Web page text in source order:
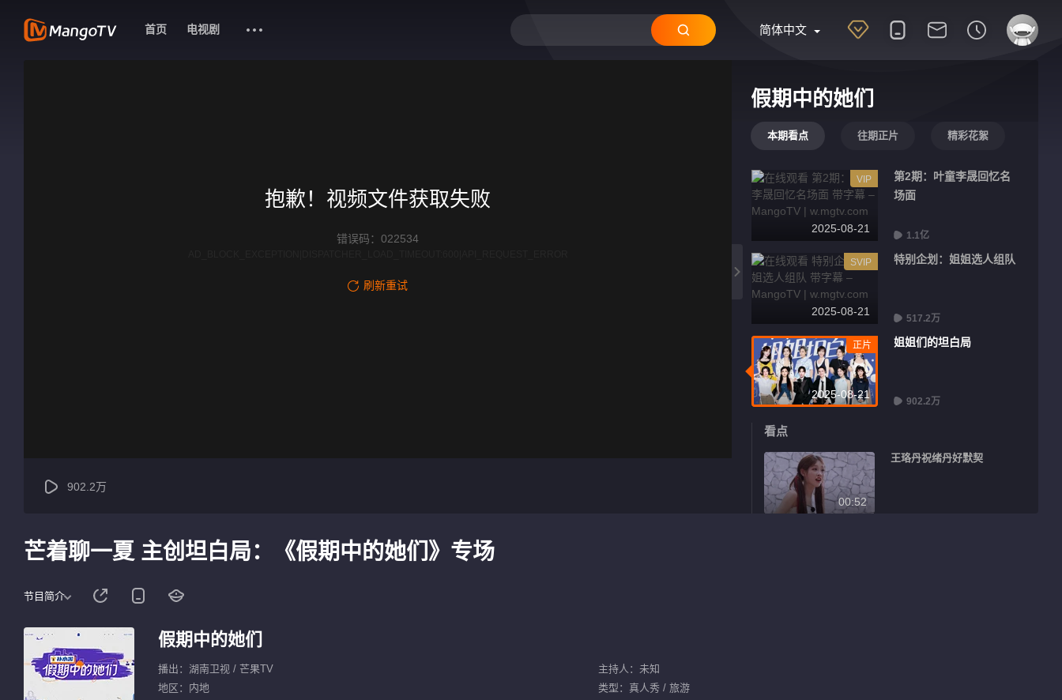
简体中文
首页 电视剧
假期中的她们
本期看点 往期正片 精彩花絮
2025-08-21
VIP
第2期：叶童李晟回忆名
场面
1.1亿
2025-08-21
SVIP 特别企划：姐姐选人组队
517.2万
2025-08-21
正片 姐姐们的坦白局
902.2万
看点
00:52
王珞丹祝绪丹好默契
抱歉！视频文件获取失败
错误码：022534
刷新重试
902.2万
芒着聊一夏 主创坦白局：《假期中的她们》专场
节目简介
假期中的她们
播出：湖南卫视 / 芒果TV
主持人：未知
地区：内地
类型：真人秀 / 旅游